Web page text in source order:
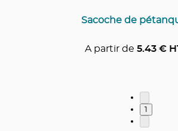
Sacoche de
A partir de 5.43 €
1